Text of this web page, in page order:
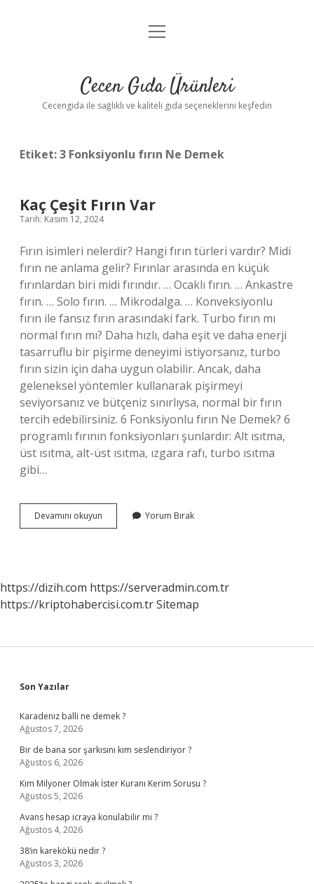
Anasayfa
Yasal Uyarı
menüyü
Cecen Gıda Ürünleri
Cecengida ile sağlıklı ve kaliteli gıda seçeneklerini keşfedin
Etiket:3 Fonksiyonlu fırın Ne Demek
Kaç Çeşit Fırın Var
Tarih: Kasım 12, 2024
Fırın isimleri nelerdir? Hangi fırın türleri vardır? Midi
fırın ne anlama gelir? Fırınlar arasında en küçük
fırınlardan biri midi fırındır. … Ocaklı fırın. … Ankastre
fırın. … Solo fırın. … Mikrodalga. … Konveksiyonlu
fırın ile fansız fırın arasındaki fark. Turbo fırın mı
normal fırın mı? Daha hızlı, daha eşit ve daha enerji
tasarruflu bir pişirme deneyimi istiyorsanız, turbo
fırın sizin için daha uygun olabilir. Ancak, daha
geleneksel yöntemler kullanarak pişirmeyi
seviyorsanız ve bütçeniz sınırlıysa, normal bir fırın
tercih edebilirsiniz. 6 Fonksiyonlu fırın Ne Demek? 6
programlı fırının fonksiyonları şunlardır: Alt ısıtma,
üst ısıtma, alt-üst ısıtma, ızgara rafı, turbo ısıtma
gibi…
Devamını okuyun
Çeşit
Yorum Bırak
https://dizih.com https://serveradmin.com.tr
https://kriptohabercisi.com.trSitemap
Sidebar
Son Yazılar
Karadeniz balli ne demek ?
Ağustos 7, 2026
Bir de bana sor şarkısını kim seslendiriyor ?
Ağustos 6, 2026
Kim Milyoner Olmak İster Kuranı Kerim Sorusu ?
Ağustos 5, 2026
Avans hesap icraya konulabilir mi ?
Ağustos 4, 2026
38’in karekökü nedir ?
Ağustos 3, 2026